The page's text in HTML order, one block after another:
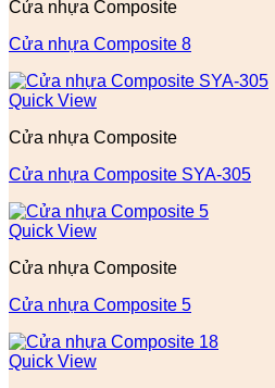
Cửa nhựa Composite
Cửa nhựa Composite 8
Quick View
Cửa nhựa Composite
Cửa nhựa Composite SYA-305
Quick View
Cửa nhựa Composite
Cửa nhựa Composite 5
Quick View